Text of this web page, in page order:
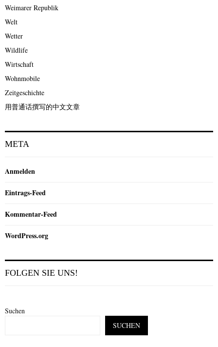
Weimarer Republik
Welt
Wetter
Wildlife
Wirtschaft
Wohnmobile
Zeitgeschichte
用普通话撰写的中文文章
META
Anmelden
Eintrags-Feed
Kommentar-Feed
WordPress.org
FOLGEN SIE UNS!
Suchen
SUCHEN